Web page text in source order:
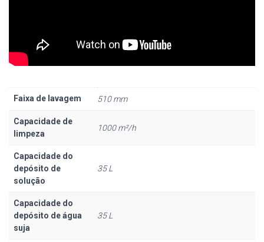
Faixa de lavagem 510 mm
Capacidade de
limpeza
1000 m²/h
Capacidade do
depósito de
solução
35 L
Capacidade do
depósito de água
suja
35 L